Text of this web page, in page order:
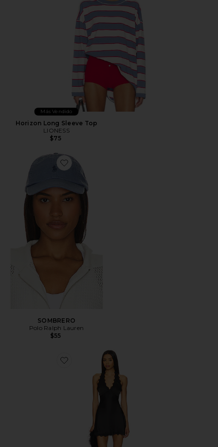
Más Vendido
Horizon Long Sleeve Top
LIONESS
$75
Favorite SOMBRERO
SOMBRERO
Polo Ralph Lauren
$55
Favorite VESTIDO STARS ALIGN